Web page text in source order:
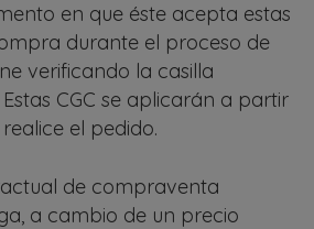
en que éste acepta estas
durante el proceso de
verificando la casilla
CGC se aplicarán a partir
el pedido.
de compraventa
a cambio de un precio